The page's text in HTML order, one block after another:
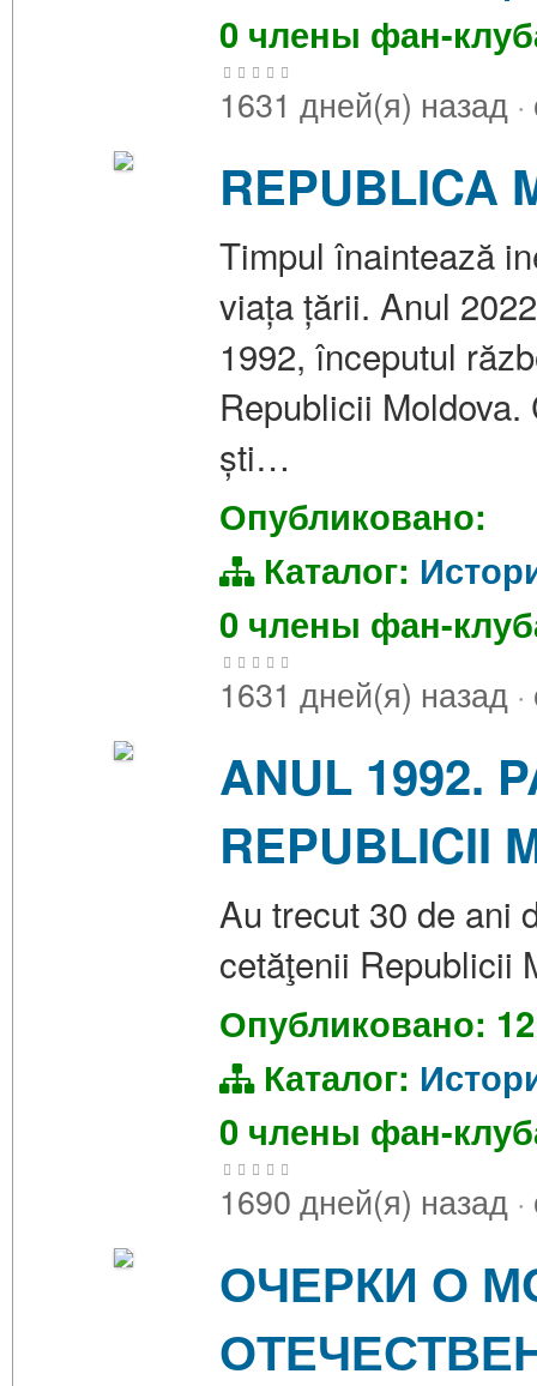
0 члены фан-
1631 дней(я) назад ·
REPUBLICA
Timpul înaintează
viața țării. Anul
1992, începutul
Republicii
ști…
Опубликовано:
Каталог:
0 члены фан-
1631 дней(я) назад ·
ANUL 1992.
REPUBLICII
Au trecut 30 de ani
cetăţenii Republicii
Опубликовано:
Каталог:
0 члены фан-
1690 дней(я) назад ·
ОЧЕРКИ О